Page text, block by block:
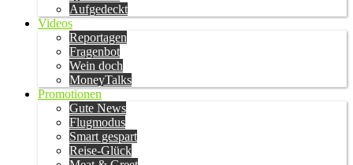
Aufgedeckt
Videos
Reportagen
Fragenbot
Wein doch
MoneyTalks
Promotionen
Gute News
Flugmodus
Smart gespart
Reise-Glück